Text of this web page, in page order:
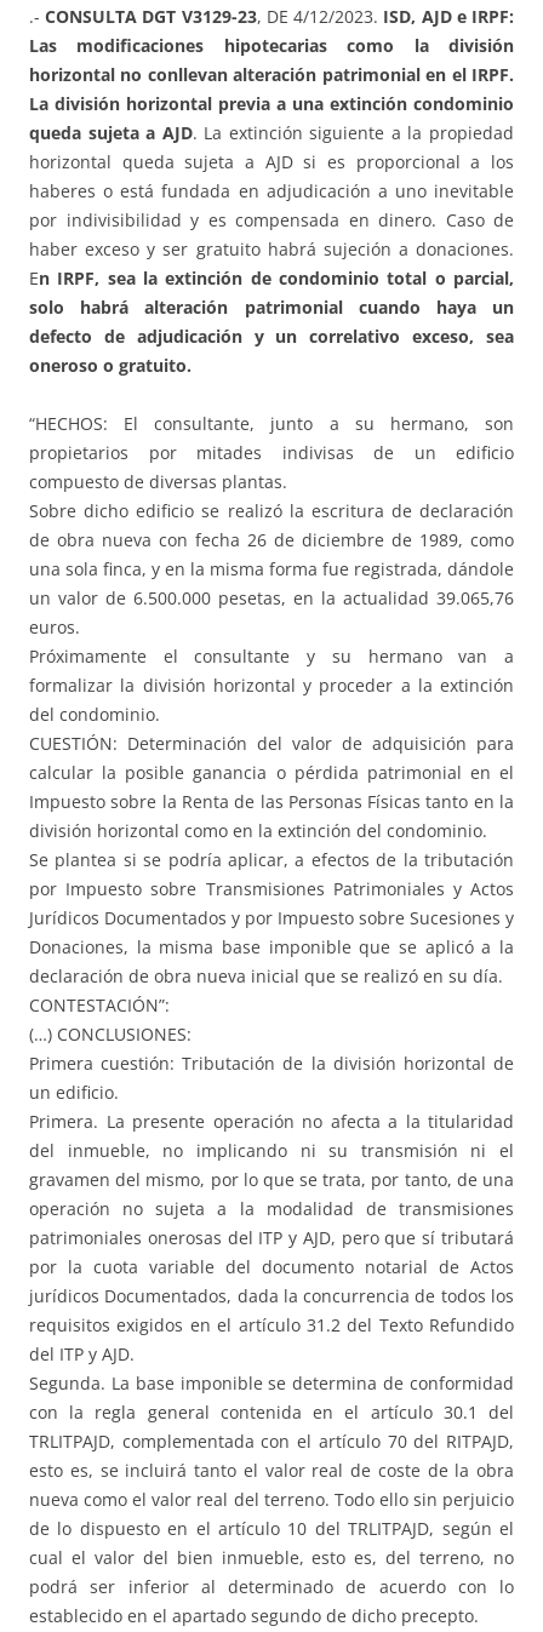
.- CONSULTA DGT V3129-23, DE 4/12/2023. ISD, AJD e IRPF:
Las modificaciones hipotecarias como la división
horizontal no conllevan alteración patrimonial en el IRPF.
La división horizontal previa a una extinción condominio
queda sujeta a AJD. La extinción siguiente a la propiedad
horizontal queda sujeta a AJD si es proporcional a los
haberes o está fundada en adjudicación a uno inevitable
por indivisibilidad y es compensada en dinero. Caso de
haber exceso y ser gratuito habrá sujeción a donaciones.
En IRPF, sea la extinción de condominio total o parcial,
solo habrá alteración patrimonial cuando haya un
defecto de adjudicación y un correlativo exceso, sea
oneroso o gratuito.
“HECHOS: El consultante, junto a su hermano, son
propietarios por mitades indivisas de un edificio
compuesto de diversas plantas.
Sobre dicho edificio se realizó la escritura de declaración
de obra nueva con fecha 26 de diciembre de 1989, como
una sola finca, y en la misma forma fue registrada, dándole
un valor de 6.500.000 pesetas, en la actualidad 39.065,76
euros.
Próximamente el consultante y su hermano van a
formalizar la división horizontal y proceder a la extinción
del condominio.
CUESTIÓN: Determinación del valor de adquisición para
calcular la posible ganancia o pérdida patrimonial en el
Impuesto sobre la Renta de las Personas Físicas tanto en la
división horizontal como en la extinción del condominio.
Se plantea si se podría aplicar, a efectos de la tributación
por Impuesto sobre Transmisiones Patrimoniales y Actos
Jurídicos Documentados y por Impuesto sobre Sucesiones y
Donaciones, la misma base imponible que se aplicó a la
declaración de obra nueva inicial que se realizó en su día.
CONTESTACIÓN”:
(…) CONCLUSIONES:
Primera cuestión: Tributación de la división horizontal de
un edificio.
Primera. La presente operación no afecta a la titularidad
del inmueble, no implicando ni su transmisión ni el
gravamen del mismo, por lo que se trata, por tanto, de una
operación no sujeta a la modalidad de transmisiones
patrimoniales onerosas del ITP y AJD, pero que sí tributará
por la cuota variable del documento notarial de Actos
jurídicos Documentados, dada la concurrencia de todos los
requisitos exigidos en el artículo 31.2 del Texto Refundido
del ITP y AJD.
Segunda. La base imponible se determina de conformidad
con la regla general contenida en el artículo 30.1 del
TRLITPAJD, complementada con el artículo 70 del RITPAJD,
esto es, se incluirá tanto el valor real de coste de la obra
nueva como el valor real del terreno. Todo ello sin perjuicio
de lo dispuesto en el artículo 10 del TRLITPAJD, según el
cual el valor del bien inmueble, esto es, del terreno, no
podrá ser inferior al determinado de acuerdo con lo
establecido en el apartado segundo de dicho precepto.